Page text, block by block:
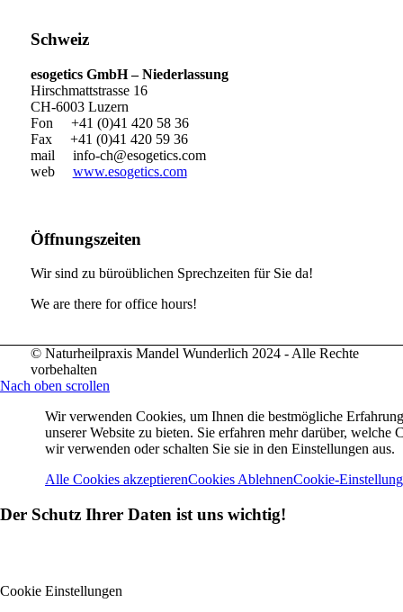
Schweiz
esogetics GmbH – Niederlassung
Hirschmattstrasse 16
CH-6003 Luzern
Fon +41 (0)41 420 58 36
Fax +41 (0)41 420 59 36
mail info-ch@esogetics.com
web www.esogetics.com
Öffnungszeiten
Wir sind zu büroüblichen Sprechzeiten für Sie da!
We are there for office hours!
© Naturheilpraxis Mandel Wunderlich 2024 - Alle Rechte
vorbehalten
Nach oben scrollen
Wir verwenden Cookies, um Ihnen die bestmögliche
unserer Website zu bieten. Sie erfahren mehr darüber, welche
wir verwenden oder schalten Sie sie in den Einstellungen aus.
Alle Cookies akzeptierenCookies AblehnenCookie-
Der Schutz Ihrer Daten ist uns wichtig!
Cookie Einstellungen